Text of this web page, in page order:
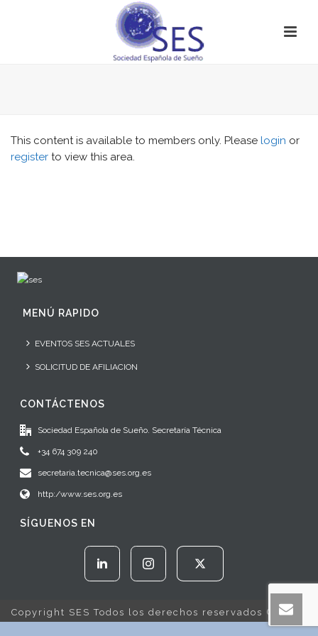
This content is available to members only. Please login or
register to view this area.
MENÚ RAPIDO
EVENTOS SES ACTUALES
SOLICITUD DE AFILIACION
CONTÁCTENOS
Sociedad Española de Sueño. Secretaría Técnica
+34 674 309 240
secretaria.tecnica@ses.org.es
http:/www.ses.org.es
SÍGUENOS EN
Copyright SES Todos los derechos reservados © 2022